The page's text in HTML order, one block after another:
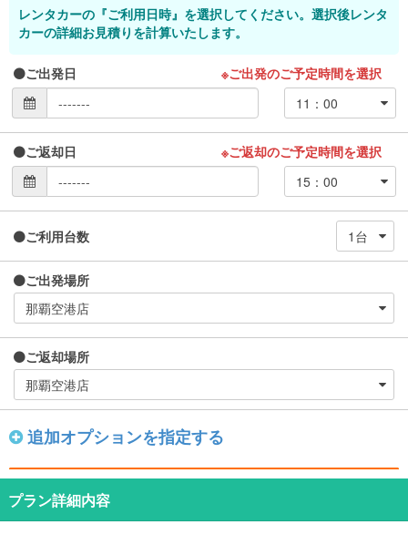
レンタカーの『ご利用日時』を選択してください。選択後レンタ
カーの詳細お見積りを計算いたします。
ご出発日 ※ご出発のご予定時間を選択
ご返却日 ※ご返却のご予定時間を選択
ご利用台数
ご出発場所
ご返却場所
追加オプションを指定する
プラン詳細内容